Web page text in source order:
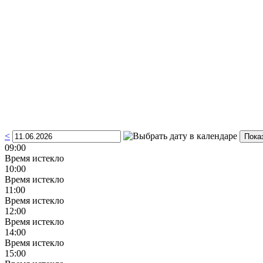
<
09:00
Время истекло
10:00
Время истекло
11:00
Время истекло
12:00
Время истекло
14:00
Время истекло
15:00